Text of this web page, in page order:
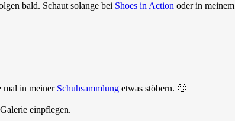
bald. Schaut solange bei Shoes in Action oder in meinem
mal in meiner Schuhsammlung etwas stöbern. 🙂
einpflegen.